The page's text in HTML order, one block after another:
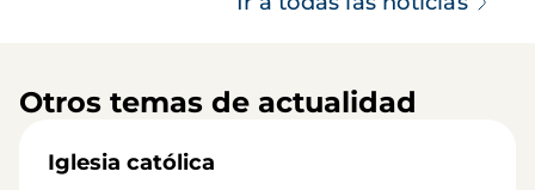
Otros temas de actualidad
Iglesia católica